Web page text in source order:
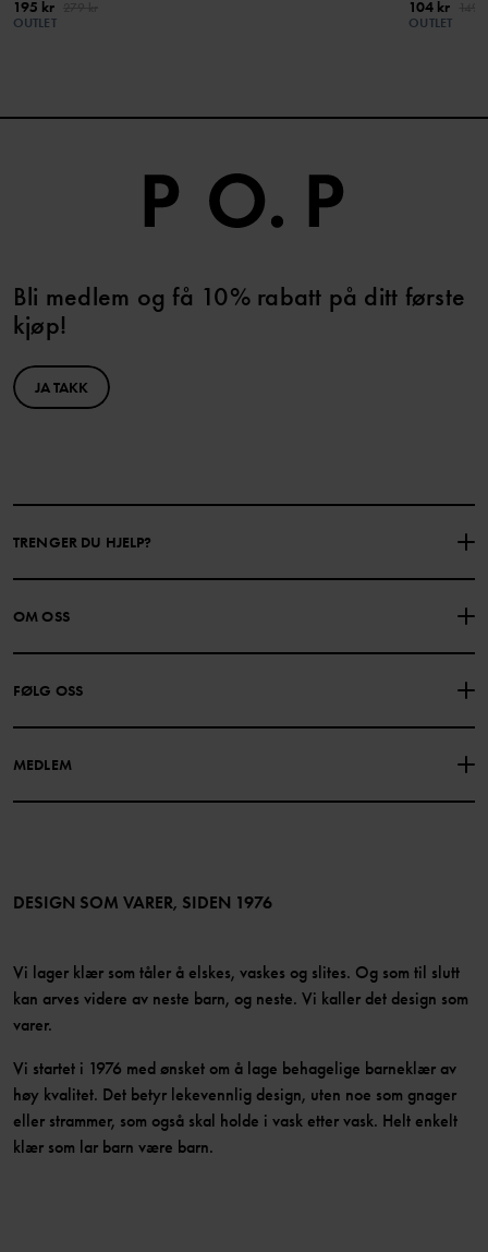
195 kr
OUTLET
104 kr
OUTLET
Bli medlem og få 10% rabatt på ditt første
kjøp!
JA TAKK
TRENGER DU HJELP?
KONTAKTE OSS
GAVEKORTSALDO KJØPSVILKÅR
PERSONVERNPOLICY
OM OSS
FØLG OSS
MEDLEM
Bli medlem
DESIGN SOM VARER, SIDEN 1976
Vi lager klær som tåler å elskes, vaskes og slites. Og som til slutt
kan arves videre av neste barn, og neste. Vi kaller det design som
varer.
Vi startet i 1976 med ønsket om å lage behagelige barneklær av
høy kvalitet. Det betyr lekevennlig design, uten noe som gnager
eller strammer, som også skal holde i vask etter vask. Helt enkelt
klær som lar barn være barn.